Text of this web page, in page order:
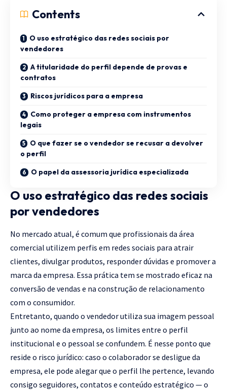
Contents
O uso estratégico das redes sociais por
vendedores
A titularidade do perfil depende de provas e
contratos
Riscos jurídicos para a empresa
Como proteger a empresa com instrumentos
legais
O que fazer se o vendedor se recusar a devolver
o perfil
O papel da assessoria jurídica especializada
O uso estratégico das redes sociais
por vendedores
No mercado atual, é comum que profissionais da área
comercial utilizem perfis em redes sociais para atrair
clientes, divulgar produtos, responder dúvidas e promover a
marca da empresa. Essa prática tem se mostrado eficaz na
conversão de vendas e na construção de relacionamento
com o consumidor.
Entretanto, quando o vendedor utiliza sua imagem pessoal
junto ao nome da empresa, os limites entre o perfil
institucional e o pessoal se confundem. É nesse ponto que
reside o risco jurídico: caso o colaborador se desligue da
empresa, ele pode alegar que o perfil lhe pertence, levando
consigo seguidores, contatos e conteúdo estratégico — o